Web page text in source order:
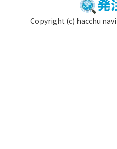
Copyright (c) hacchu